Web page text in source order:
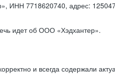
7718620740, адрес: 125047,
идет об ООО «Хэдхантер».
и всегда содержали